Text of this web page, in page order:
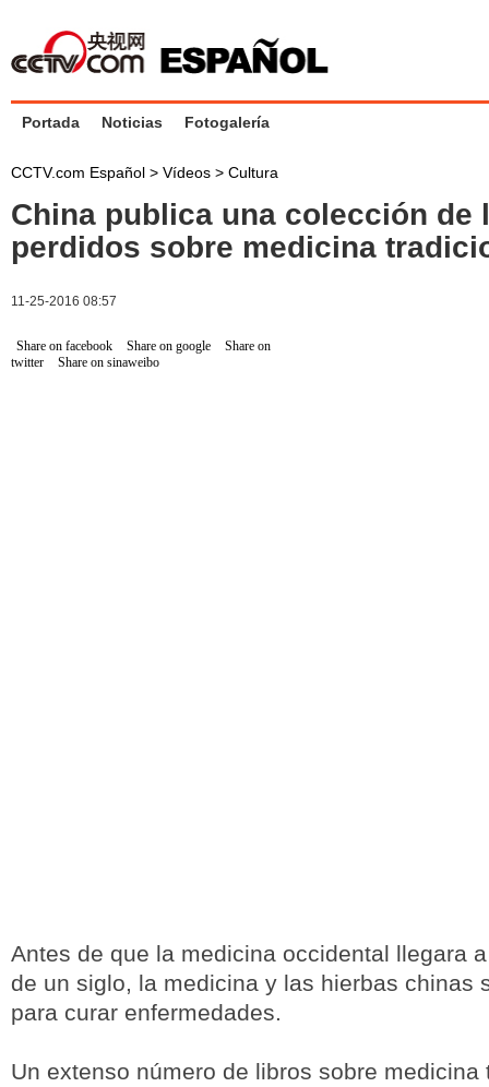
Portada Noticias Fotogalería
CCTV.com Español > Vídeos > Cultura
China publica una colección de
perdidos sobre medicina
11-25-2016 08:57
Share on facebook Share on google
Share on
twitter
Share on sinaweibo
Antes de que la medicina occidental llegara
de un siglo, la medicina y las hierbas chinas
para curar enfermedades.
Un extenso número de libros sobre medicina